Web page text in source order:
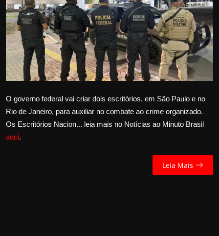
Internacional
APOIE
Educação
Política
Saúde
O governo federal vai criar dois escritórios, em São Paulo e no
Rio de Janeiro, para auxiliar no combate ao crime organizado.
Os Escritórios Nacion... leia mais no Notícias ao Minuto Brasil
aqui.
Leia Mais